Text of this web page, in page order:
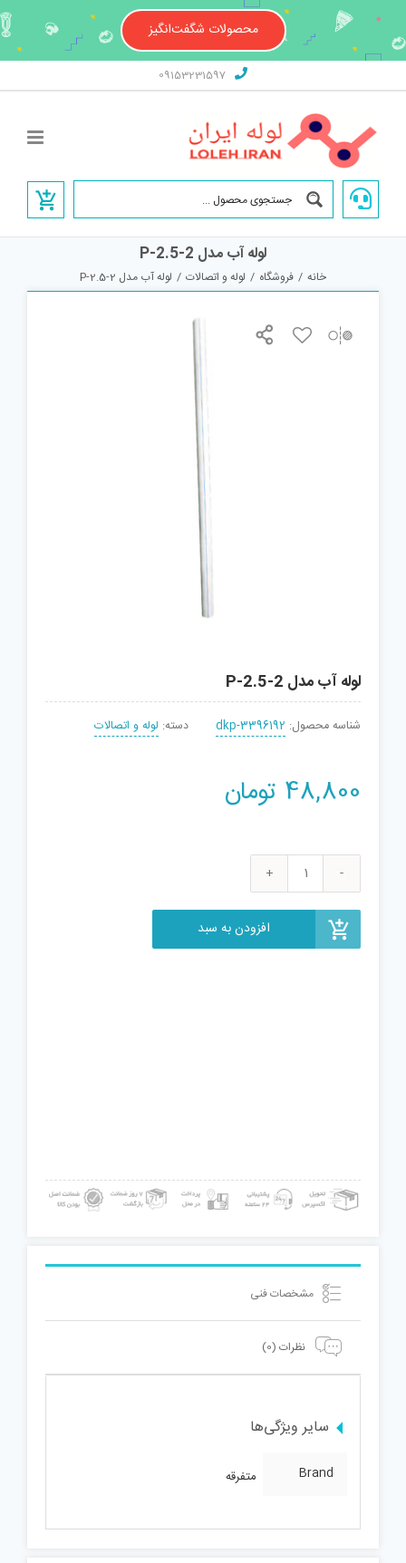
content
محصولات شگفت‌انگیز
لوله آب مدل P-2.5-2
خانه / فروشگاه / لوله و اتصالات / لوله آب مدل P-2.5-2
لوله آب مدل P-2.5-2
شناسه محصول: dkp-3396192 دسته: لوله و اتصالات
48,800 تومان
لوله
P-
افزودن به سبد
مشخصات فنی
نظرات (0)
سایر ویژگی‌ها
Brand متفرقه